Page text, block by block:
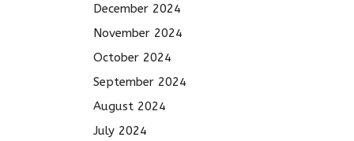
December 2024
November 2024
October 2024
September 2024
August 2024
July 2024